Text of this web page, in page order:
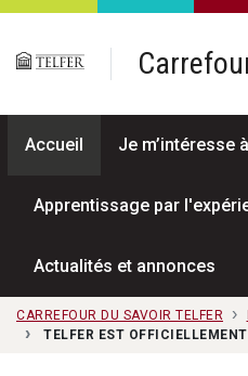
Passer au contenu principal
Accueil Je m’intéresse
Apprentissage par
Actualités et annonces
CARREFOUR DU SAVOIR TELFER
TELFER EST